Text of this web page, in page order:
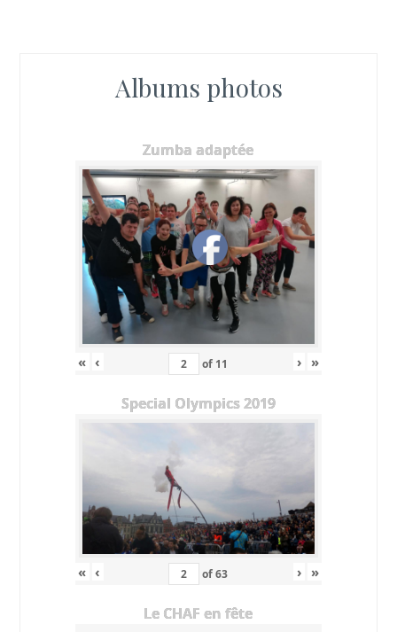
Albums photos
Zumba adaptée
« ‹ of 11 › »
Special Olympics 2019
« ‹ of63 › »
Le CHAF en fête